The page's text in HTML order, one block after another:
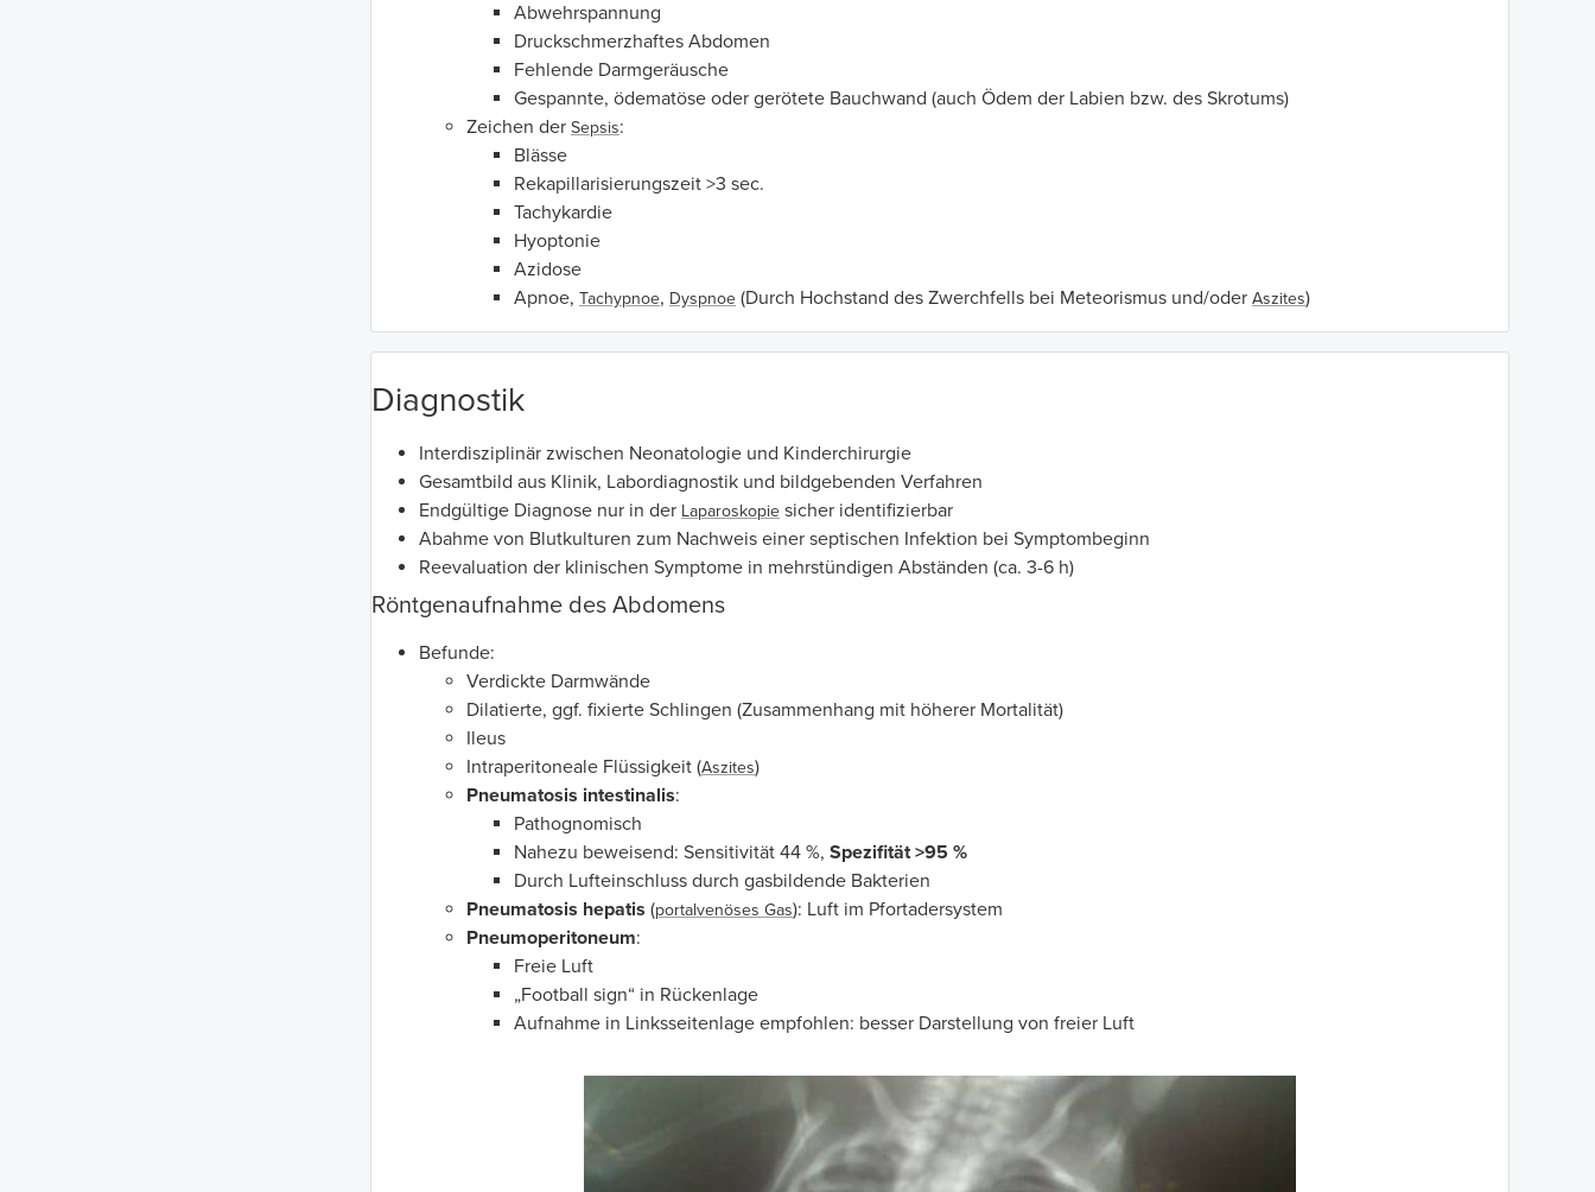
Abwehrspannung
Druckschmerzhaftes Abdomen
Fehlende Darmgeräusche
Gespannte, ödematöse oder gerötete Bauchwand (auch Ödem der Labien bzw. des Skrotums)
Zeichen der Sepsis:
Blässe
Rekapillarisierungszeit >3 sec.
Tachykardie
Hyoptonie
Azidose
Apnoe, Tachypnoe, Dyspnoe (Durch Hochstand des Zwerchfells bei Meteorismus und/oder Aszites)
Diagnostik
Interdisziplinär zwischen Neonatologie und Kinderchirurgie
Gesamtbild aus Klinik, Labordiagnostik und bildgebenden Verfahren
Endgültige Diagnose nur in der Laparoskopie sicher identifizierbar
Abahme von Blutkulturen zum Nachweis einer septischen Infektion bei Symptombeginn
Reevaluation der klinischen Symptome in mehrstündigen Abständen (ca. 3-6 h)
Röntgenaufnahme des Abdomens
Befunde:
Verdickte Darmwände
Dilatierte, ggf. fixierte Schlingen (Zusammenhang mit höherer Mortalität)
Ileus
Intraperitoneale Flüssigkeit (Aszites)
Pneumatosis intestinalis:
Pathognomisch
Nahezu beweisend: Sensitivität 44 %, Spezifität >95 %
Durch Lufteinschluss durch gasbildende Bakterien
Pneumatosis hepatis (portalvenöses Gas): Luft im Pfortadersystem
Pneumoperitoneum:
Freie Luft
„Football sign“ in Rückenlage
Aufnahme in Linksseitenlage empfohlen: besser Darstellung von freier Luft